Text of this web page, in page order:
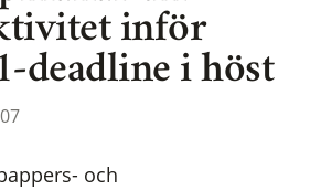
inför
deadline i höst
och